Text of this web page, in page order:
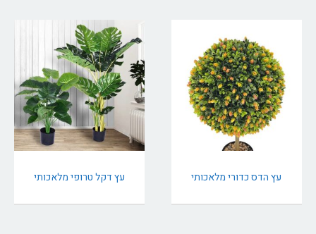
עץ הדס כדורי מלאכותי עץ דקל טרופי מלאכותי